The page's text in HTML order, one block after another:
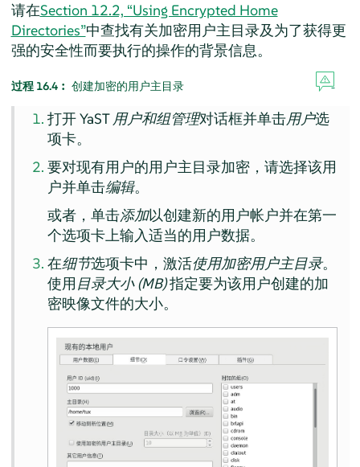
请在Section 12.2, “Using Encrypted Home
Directories”中查找有关加密用户主目录及为了获得更
强的安全性而要执行的操作的背景信息。
过程 16.4︰ 创建加密的用户主目录
打开 YaST 用户和组管理对话框并单击用户选
项卡。
要对现有用户的用户主目录加密，请选择该用
户并单击编辑。
或者，单击添加以创建新的用户帐户并在第一
个选项卡上输入适当的用户数据。
在细节选项卡中，激活使用加密用户主目录。
使用目录大小 (MB)指定要为该用户创建的加
密映像文件的大小。